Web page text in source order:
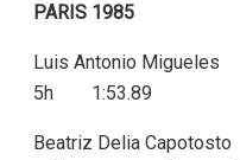
PARIS 1985
Luis Antonio
5h 1:53.89
Beatriz Delia